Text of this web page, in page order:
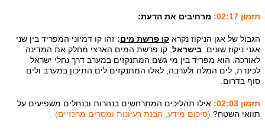
תזמון 02:17: מרחיבים את הדעת:
הגבול של אגן הניקוז נקרא קו פרשת מים: זהו קו דמיוני המפריד בין שני
אגני ניקוז שונים. בישראל , קו פרשת המים הארצי מחלק את המדינה
לאורכה. הוא מפריד בין מי גשם המתנקזים במערב דרך נחלי ישראל
לכינרת, לים המלח ולערבה, לאלו המתנקזים לים התיכון במערב ולים
סוף בדרום.
תזמון 02:03:
אילו תהליכים המתרחשים בנהרות ובנחלים משפיעים על
תוואי השטח? (סיכום מידע, הבנת רעיונות ומסרים מרכזיים)